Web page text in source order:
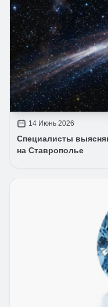
14 Июнь 2026
Специалисты
на Ставрополье